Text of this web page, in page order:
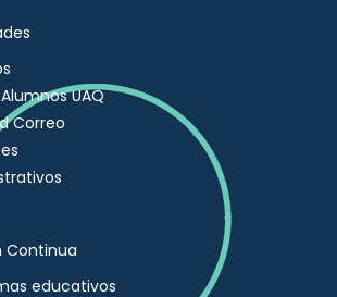
UAQ
Correo
Continua
educativos